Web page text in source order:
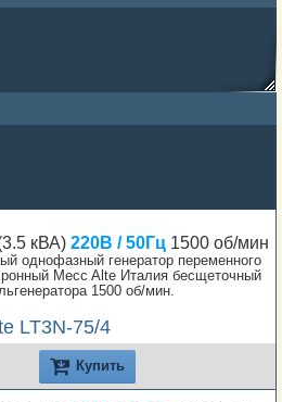
кВА) 220В / 50Гц 1500 об/мин
однофазный генератор переменного
Mecc Alte Италия бесщеточный
1500 об/мин.
LT3N-75/4
Купить